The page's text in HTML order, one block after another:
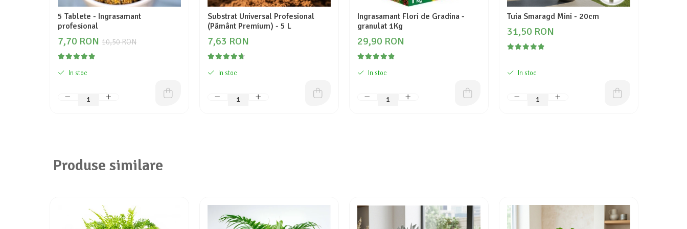
5 Tablete - Ingrasamant
profesional
10,50 RON
7,70 RON
In stoc
Substrat Universal Profesional
(Pământ Premium) - 5 L
7,63 RON
In stoc
Ingrasamant Flori de Gradina -
granulat 1Kg
29,90 RON
In stoc
Tuia Smaragd Mini - 20cm
31,50 RON
In stoc
Produse similare